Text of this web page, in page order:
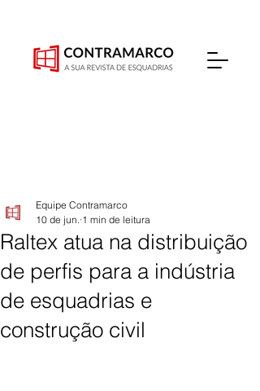
Raltex atua na distribuição
de perfis para a indústria
de esquadrias e
construção civil
Equipe Contramarco
10 de jun. 1 min de leitura